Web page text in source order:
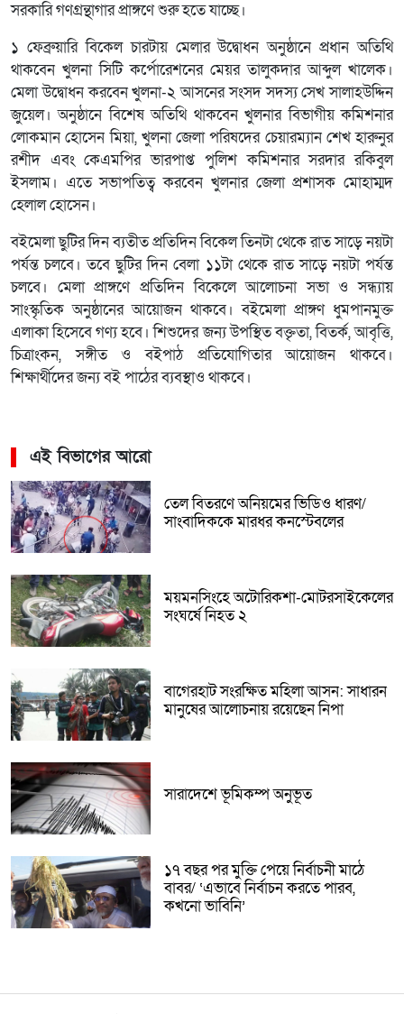
সরকারি গণগ্রন্থাগার প্রাঙ্গণে শুরু হতে যাচ্ছে।
১ ফেব্রুয়ারি বিকেল চারটায় মেলার উদ্বোধন অনুষ্ঠানে প্রধান অতিথি
থাকবেন খুলনা সিটি কর্পোরেশনের মেয়র তালুকদার আব্দুল খালেক।
মেলা উদ্বোধন করবেন খুলনা-২ আসনের সংসদ সদস্য সেখ সালাহউদ্দিন
জুয়েল। অনুষ্ঠানে বিশেষ অতিথি থাকবেন খুলনার বিভাগীয় কমিশনার
লোকমান হোসেন মিয়া, খুলনা জেলা পরিষদের চেয়ারম্যান শেখ হারুনুর
রশীদ এবং কেএমপির ভারপাপ্ত পুলিশ কমিশনার সরদার রকিবুল
ইসলাম। এতে সভাপতিত্ব করবেন খুলনার জেলা প্রশাসক মোহাম্মদ
হেলাল হোসেন।
বইমেলা ছুটির দিন ব্যতীত প্রতিদিন বিকেল তিনটা থেকে রাত সাড়ে নয়টা
পর্যন্ত চলবে। তবে ছুটির দিন বেলা ১১টা থেকে রাত সাড়ে নয়টা পর্যন্ত
চলবে। মেলা প্রাঙ্গণে প্রতিদিন বিকেলে আলোচনা সভা ও সন্ধ্যায়
সাংস্কৃতিক অনুষ্ঠানের আয়োজন থাকবে। বইমেলা প্রাঙ্গণ ধুমপানমুক্ত
এলাকা হিসেবে গণ্য হবে। শিশুদের জন্য উপস্থিত বক্তৃতা, বিতর্ক, আবৃত্তি,
চিত্রাংকন, সঙ্গীত ও বইপাঠ প্রতিযোগিতার আয়োজন থাকবে।
শিক্ষার্থীদের জন্য বই পাঠের ব্যবস্থাও থাকবে।
এই বিভাগের আরো
তেল বিতরণে অনিয়মের ভিডিও ধারণ/
সাংবাদিককে মারধর কনস্টেবলের
ময়মনসিংহে অটোরিকশা-মোটরসাইকেলের
সংঘর্ষে নিহত ২
বাগেরহাট সংরক্ষিত মহিলা আসন: সাধারন
মানুষের আলোচনায় রয়েছেন নিপা
সারাদেশে ভূমিকম্প অনুভূত
১৭ বছর পর মুক্তি পেয়ে নির্বাচনী মাঠে
বাবর/ ‘এভাবে নির্বাচন করতে পারব,
কখনো ভাবিনি’